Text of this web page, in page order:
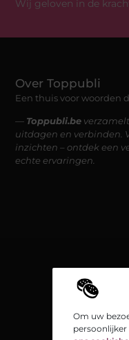
Om uw
Wij geloven in de
Over Toppubli
Een thuis voor woorden
— Toppubli.be
uitdagen en verbinden.
inzichten – ontdek een
echte ervaringen.